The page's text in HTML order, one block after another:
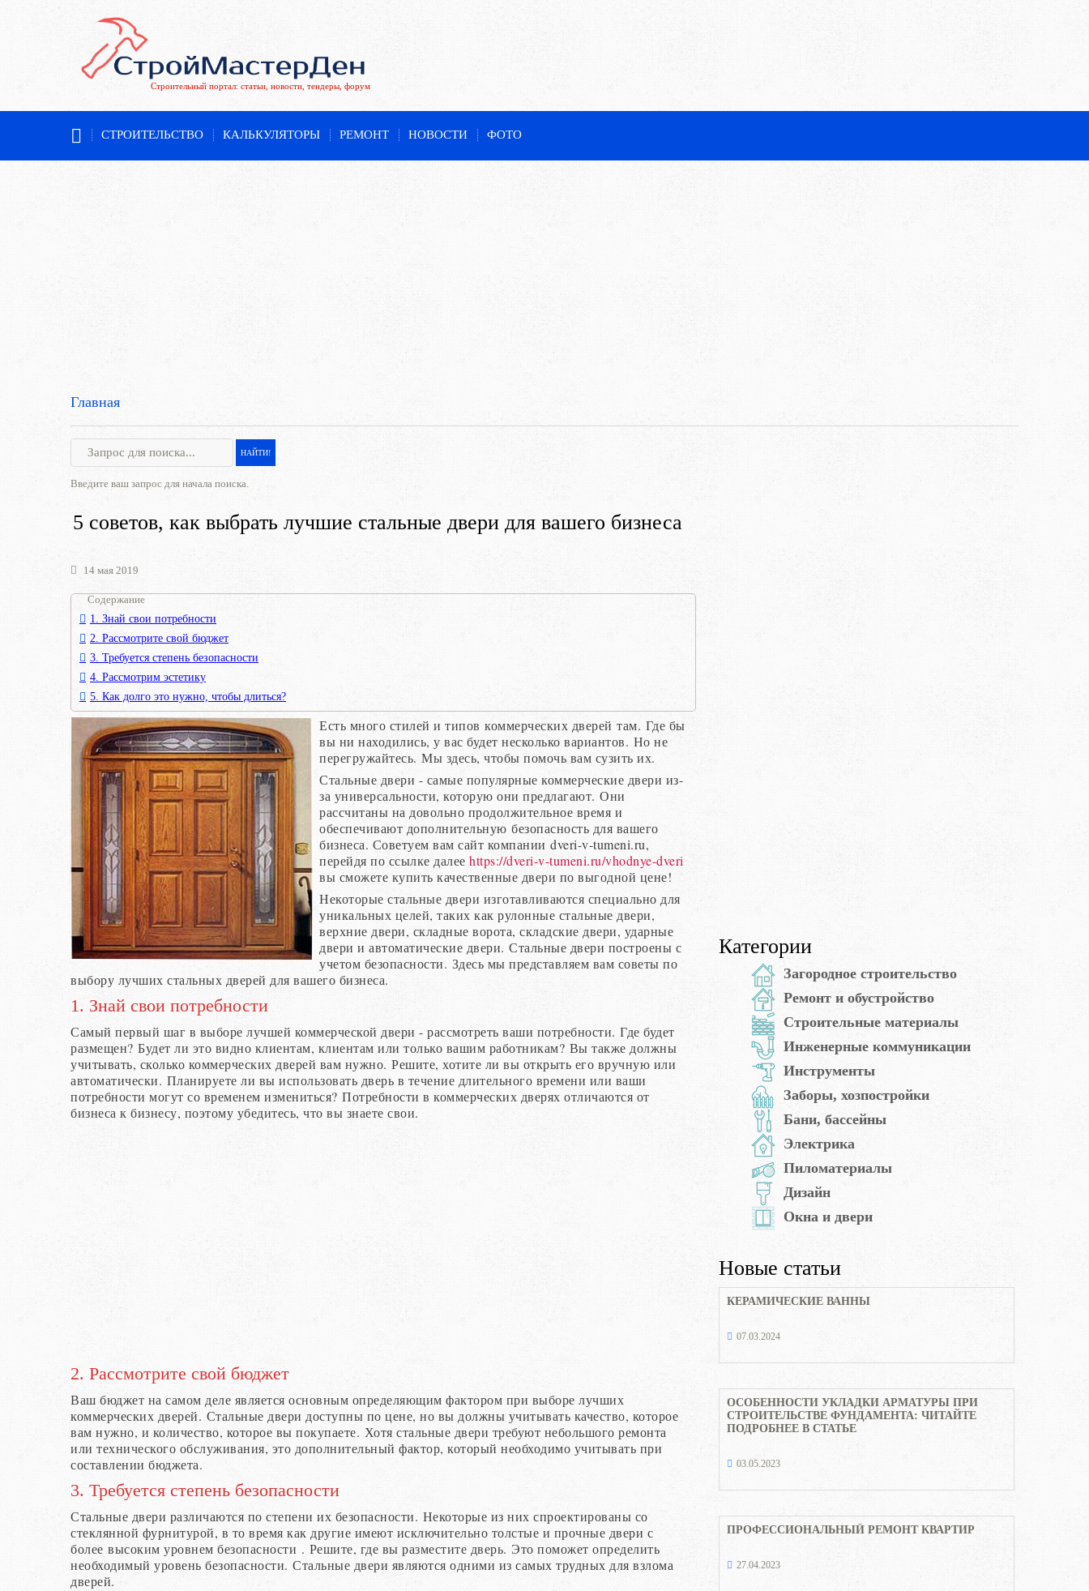
Строительный портал: статьи, новости, тендеры, форум
СТРОИТЕЛЬСТВО КАЛЬКУЛЯТОРЫ РЕМОНТ НОВОСТИ ФОТО
Главная
Введите ваш запрос для начала поиска.
5 советов, как выбрать лучшие стальные двери для вашего бизнеса
14 мая 2019
Содержание
1. Знай свои потребности
2. Рассмотрите свой бюджет
3. Требуется степень безопасности
4. Рассмотрим эстетику
5. Как долго это нужно, чтобы длиться?
Есть много стилей и типов коммерческих дверей там. Где бы
вы ни находились, у вас будет несколько вариантов. Но не
перегружайтесь. Мы здесь, чтобы помочь вам сузить их.
Стальные двери - самые популярные коммерческие двери из-
за универсальности, которую они предлагают. Они
рассчитаны на довольно продолжительное время и
обеспечивают дополнительную безопасность для вашего
бизнеса. Советуем вам сайт компании dveri-v-tumeni.ru,
перейдя по ссылке далее https://dveri-v-tumeni.ru/vhodnye-dveri
вы сможете купить качественные двери по выгодной цене!
Некоторые стальные двери изготавливаются специально для
уникальных целей, таких как рулонные стальные двери,
верхние двери, складные ворота, складские двери, ударные
двери и автоматические двери. Стальные двери построены с
учетом безопасности. Здесь мы представляем вам советы по
выбору лучших стальных дверей для вашего бизнеса.
1. Знай свои потребности
Самый первый шаг в выборе лучшей коммерческой двери - рассмотреть ваши потребности. Где будет
размещен? Будет ли это видно клиентам, клиентам или только вашим работникам? Вы также должны
учитывать, сколько коммерческих дверей вам нужно. Решите, хотите ли вы открыть его вручную или
автоматически. Планируете ли вы использовать дверь в течение длительного времени или ваши
потребности могут со временем измениться? Потребности в коммерческих дверях отличаются от
бизнеса к бизнесу, поэтому убедитесь, что вы знаете свои.
2. Рассмотрите свой бюджет
Ваш бюджет на самом деле является основным определяющим фактором при выборе лучших
коммерческих дверей. Стальные двери доступны по цене, но вы должны учитывать качество, которое
вам нужно, и количество, которое вы покупаете. Хотя стальные двери требуют небольшого ремонта
или технического обслуживания, это дополнительный фактор, который необходимо учитывать при
составлении бюджета.
3. Требуется степень безопасности
Стальные двери различаются по степени их безопасности. Некоторые из них спроектированы со
стеклянной фурнитурой, в то время как другие имеют исключительно толстые и прочные двери с
более высоким уровнем безопасности . Решите, где вы разместите дверь. Это поможет определить
необходимый уровень безопасности. Стальные двери являются одними из самых трудных для взлома
дверей.
Категории
Загородное строительство
Ремонт и обустройство
Строительные материалы
Инженерные коммуникации
Инструменты
Заборы, хозпостройки
Бани, бассейны
Электрика
Пиломатериалы
Дизайн
Окна и двери
Новые статьи
КЕРАМИЧЕСКИЕ ВАННЫ
07.03.2024
ОСОБЕННОСТИ УКЛАДКИ АРМАТУРЫ ПРИ
СТРОИТЕЛЬСТВЕ ФУНДАМЕНТА: ЧИТАЙТЕ
ПОДРОБНЕЕ В СТАТЬЕ
03.05.2023
ПРОФЕССИОНАЛЬНЫЙ РЕМОНТ КВАРТИР
27.04.2023